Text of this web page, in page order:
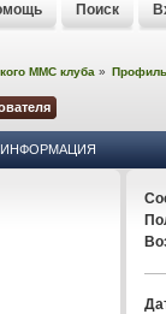
Поиск
MMC клуба »